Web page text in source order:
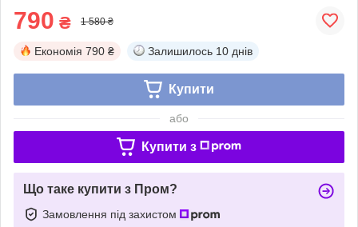
790 ₴ 1 580 ₴
Економія 790 ₴ Залишилось 10 днів
Купити
або
Купити з
Що таке купити з Пром?
Замовлення під захистом